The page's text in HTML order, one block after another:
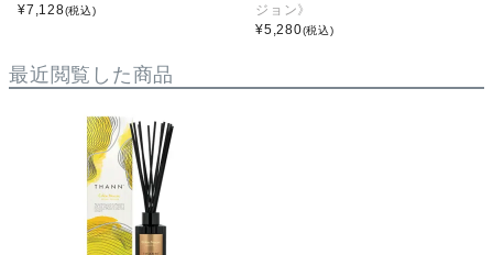
¥7,128(税込)
ジョン》
¥5,280(税込)
最近閲覧した商品